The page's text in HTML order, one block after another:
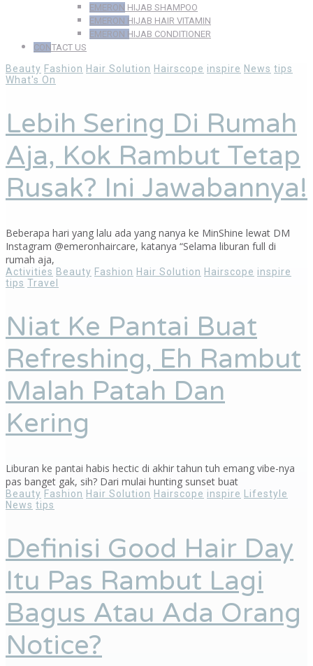
EMERON HIJAB SHAMPOO
EMERON HIJAB HAIR VITAMIN
EMERON HIJAB CONDITIONER
CONTACT US
Beauty Fashion Hair Solution Hairscope inspire News tips
What's On
Lebih Sering Di Rumah
Aja, Kok Rambut Tetap
Rusak? Ini Jawabannya!
Beberapa hari yang lalu ada yang nanya ke MinShine lewat DM
Instagram @emeronhaircare, katanya “Selama liburan full di
rumah aja,
Activities Beauty Fashion Hair Solution Hairscope inspire
tips Travel
Niat Ke Pantai Buat
Refreshing, Eh Rambut
Malah Patah Dan
Kering
Liburan ke pantai habis hectic di akhir tahun tuh emang vibe-nya
pas banget gak, sih? Dari mulai hunting sunset buat
Beauty Fashion Hair Solution Hairscope inspire
Lifestyle
News tips
Definisi Good Hair Day
Itu Pas Rambut Lagi
Bagus Atau Ada Orang
Notice?